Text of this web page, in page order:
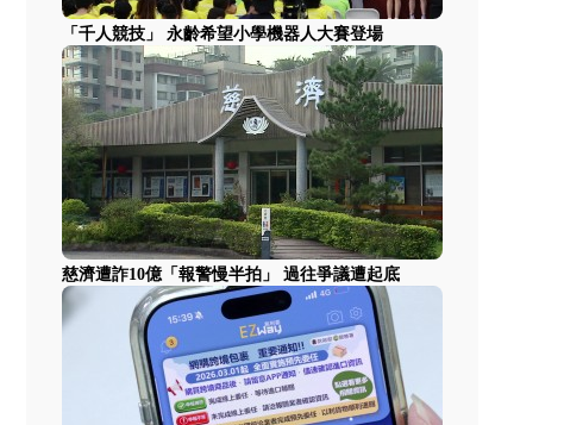
「千人競技」 永齡希望小學機器人大賽登場
慈濟遭詐10億「報警慢半拍」 過往爭議遭起底